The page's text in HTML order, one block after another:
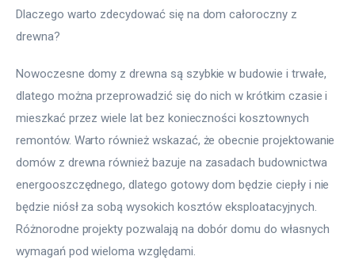
Dlaczego warto zdecydować się na dom całoroczny z
drewna?
Nowoczesne domy z drewna są szybkie w budowie i trwałe,
dlatego można przeprowadzić się do nich w krótkim czasie i
mieszkać przez wiele lat bez konieczności kosztownych
remontów. Warto również wskazać, że obecnie projektowanie
domów z drewna również bazuje na zasadach budownictwa
energooszczędnego, dlatego gotowy dom będzie ciepły i nie
będzie niósł za sobą wysokich kosztów eksploatacyjnych.
Różnorodne projekty pozwalają na dobór domu do własnych
wymagań pod wieloma względami.